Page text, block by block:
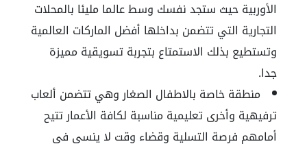
الأوربية حيث ستجد نفسك وسط عالما مليئا بالمحلات
التجارية التي تتضمن بداخلها أفضل الماركات العالمية
وتستطيع بذلك الاستمتاع بتجربة تسويقية مميزة
جدا.
منطقة خاصة بالاطفال الصغار وهي تتضمن ألعاب
ترفيهية وأخرى تعليمية مناسبة لكافة الأعمار تتيح
أمامهم فرصة التسلية وقضاء وقت لا ينسى في